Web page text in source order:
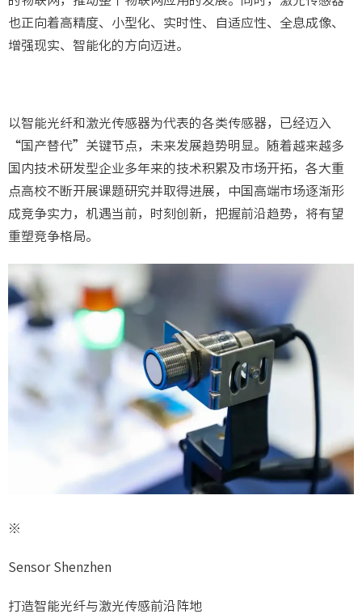
也正向着高精度、小型化、实时性、自适应性、全息成像、
增强现实、智能化的方向迈进。
以智能光纤和激光传感器为代表的各类传感器，已经迈入
“国产替代”关键节点，未来发展趋势明显。随着越来越多
国内技术研发型企业多年来的技术积累及市场开拓，各大重
点高校不断开展课题研究并取得进展，中国高端市场逐渐形
成竞争实力，机遇当前，时刻创新，把握前沿趋势，将有望
重塑竞争格局。
※
Sensor Shenzhen
打造智能光纤与激光传感前沿阵地